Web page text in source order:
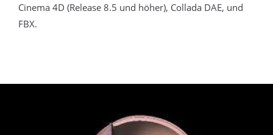
Cinema 4D (Release 8.5 und höher), Collada DAE, und
FBX.